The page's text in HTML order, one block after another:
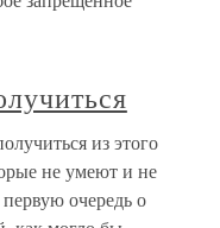
из этого
не умеют и не
очередь о